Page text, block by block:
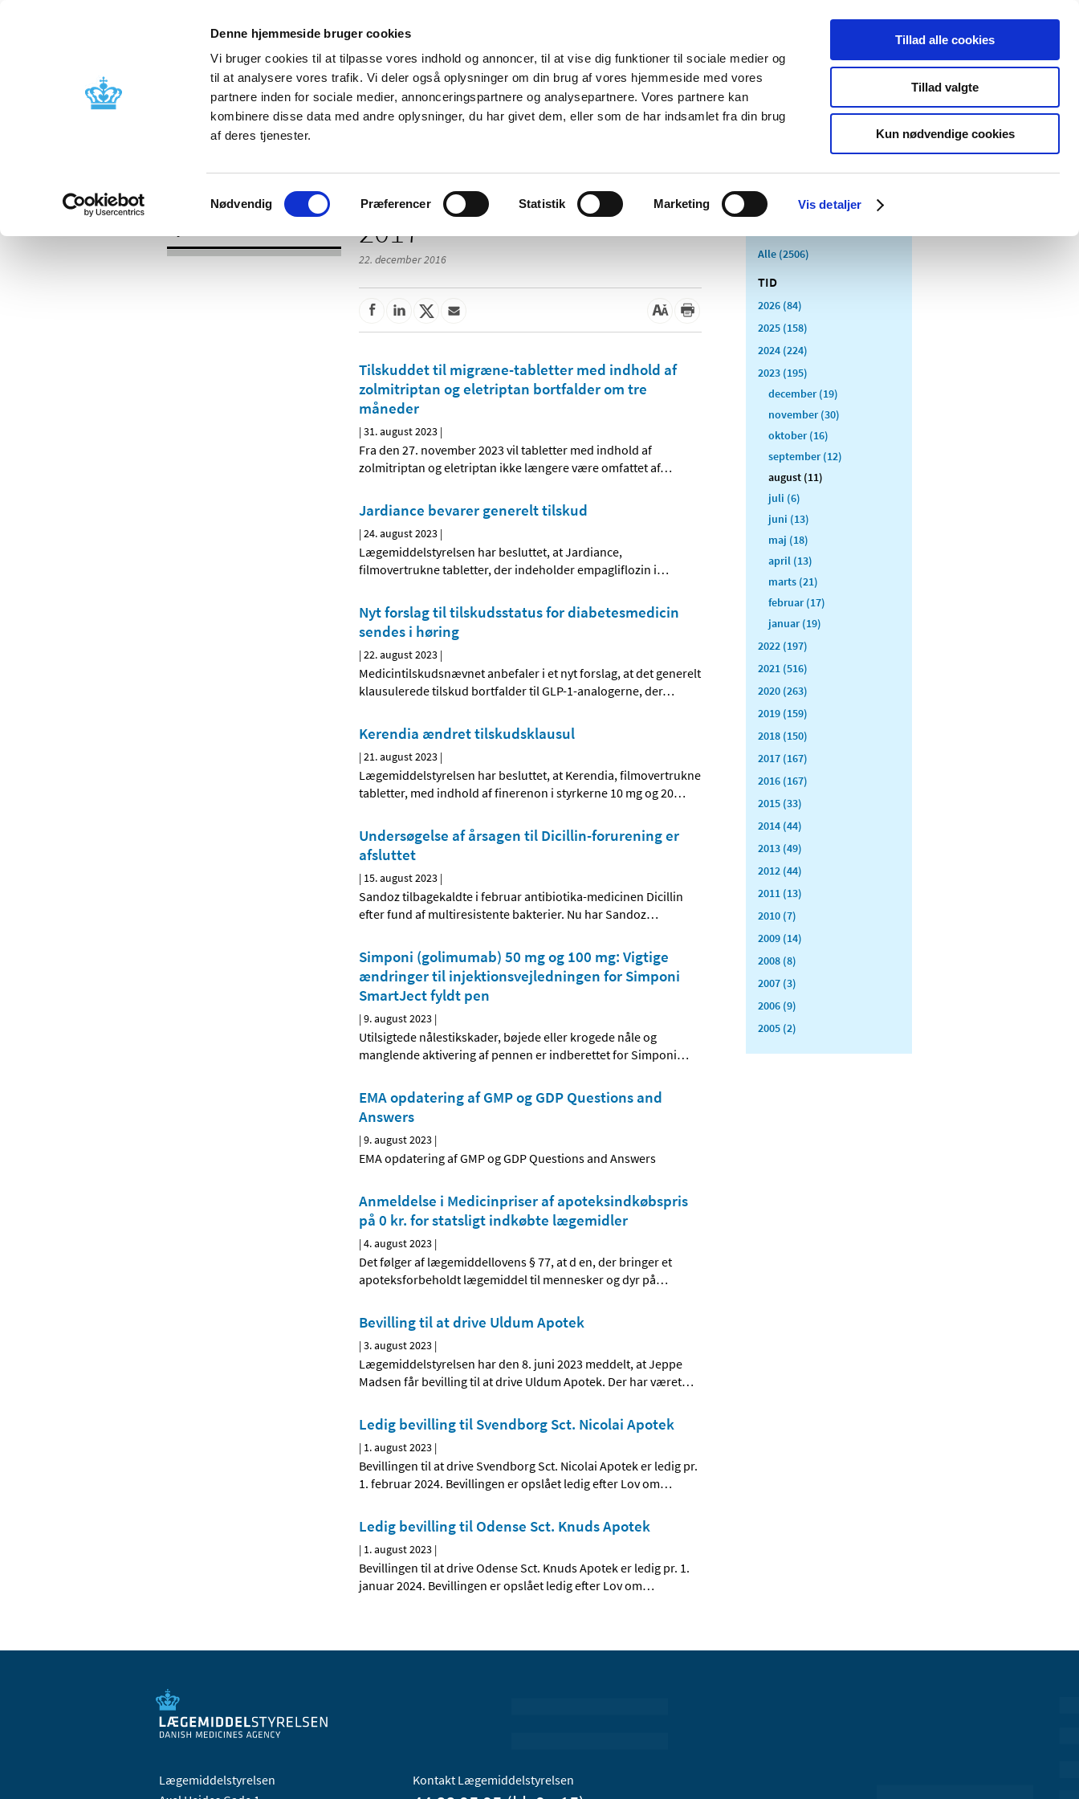
Denne hjemmeside bruger cookies
Vi bruger cookies til at tilpasse vores indhold og annoncer, til at vise dig funktioner til sociale medier og
til at analysere vores trafik. Vi deler også oplysninger om din brug af vores hjemmeside med vores
partnere inden for sociale medier, annonceringspartnere og analysepartnere. Vores partnere kan
kombinere disse data med andre oplysninger, du har givet dem, eller som de har indsamlet fra din brug
af deres tjenester.
Samtykkevalg
Nødvendig Præferencer Statistik Marketing Vis detaljer
Tillad alle cookies
Tillad valgte
Kun nødvendige cookies
Nyheder Om os Kontakt Udgivelser
Godkendelse og
Bivirkninger og
produktinformation
Tilskud og
Apoteker og salg af
Medicinsk
Særlige
produktområder
2017
22. december 2016
Tilskuddet til migræne-tabletter med indhold af
zolmitriptan og eletriptan bortfalder om tre
måneder
|31. august 2023 |
Fra den 27. november 2023 vil tabletter med indhold af
zolmitriptan og eletriptan ikke længere være omfattet af…
Jardiance bevarer generelt tilskud
|24. august 2023 |
Lægemiddelstyrelsen har besluttet, at Jardiance,
filmovertrukne tabletter, der indeholder empagliflozin i…
Nyt forslag til tilskudsstatus for diabetesmedicin
sendes i høring
|22. august 2023 |
Medicintilskudsnævnet anbefaler i et nyt forslag, at det generelt
klausulerede tilskud bortfalder til GLP-1-analogerne, der…
Kerendia ændret tilskudsklausul
|21. august 2023 |
Lægemiddelstyrelsen har besluttet, at Kerendia, filmovertrukne
tabletter, med indhold af finerenon i styrkerne 10 mg og 20…
Undersøgelse af årsagen til Dicillin-forurening er
afsluttet
| 15. august 2023 |
Sandoz tilbagekaldte i februar antibiotika-medicinen Dicillin
efter fund af multiresistente bakterier. Nu har Sandoz…
Simponi (golimumab) 50 mg og 100 mg: Vigtige
ændringer til injektionsvejledningen for Simponi
SmartJect fyldt pen
|9. august 2023 |
Utilsigtede nålestikskader, bøjede eller krogede nåle og
manglende aktivering af pennen er indberettet for Simponi…
EMA opdatering af GMP og GDP Questions and
Answers
|9. august 2023 |
EMA opdatering af GMP og GDP Questions and Answers
Anmeldelse i Medicinpriser af apoteksindkøbspris
på 0 kr. for statsligt indkøbte lægemidler
|4. august 2023 |
Det følger af lægemiddellovens § 77, at d en, der bringer et
apoteksforbeholdt lægemiddel til mennesker og dyr på…
Bevilling til at drive Uldum Apotek
|3. august 2023 |
Lægemiddelstyrelsen har den 8. juni 2023 meddelt, at Jeppe
Madsen får bevilling til at drive Uldum Apotek. Der har været…
Ledig bevilling til Svendborg Sct. Nicolai Apotek
| 1. august 2023 |
Bevillingen til at drive Svendborg Sct. Nicolai Apotek er ledig pr.
1. februar 2024. Bevillingen er opslået ledig efter Lov om…
Ledig bevilling til Odense Sct. Knuds Apotek
| 1. august 2023 |
Bevillingen til at drive Odense Sct. Knuds Apotek er ledig pr. 1.
januar 2024. Bevillingen er opslået ledig efter Lov om…
Alle (2506)
TID
2026 (84)
2025 (158)
2024 (224)
2023 (195)
december (19)
november (30)
oktober (16)
september (12)
august (11)
juli (6)
juni (13)
maj (18)
april (13)
marts (21)
februar (17)
januar (19)
2022 (197)
2021 (516)
2020 (263)
2019 (159)
2018 (150)
2017 (167)
2016 (167)
2015 (33)
2014 (44)
2013 (49)
2012 (44)
2011 (13)
2010 (7)
2009 (14)
2008 (8)
2007 (3)
2006 (9)
2005 (2)
Lægemiddelstyrelsen
Kontakt Lægemiddelstyrelsen